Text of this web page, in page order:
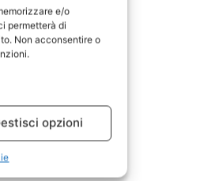
e/o
permetterà di
Non acconsentire o
opzioni